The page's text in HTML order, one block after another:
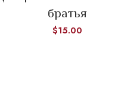
братья
$15.00